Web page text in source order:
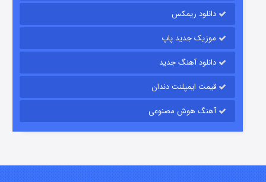
قسمت
قسمت۷ (زیرنویس) منتشر شد
دانلود ریمکس
موزیک جدید پاپ
دانلود آهنگ جدید
قیمت ایمپلنت دندان
آهنگ هوش مصنوعی